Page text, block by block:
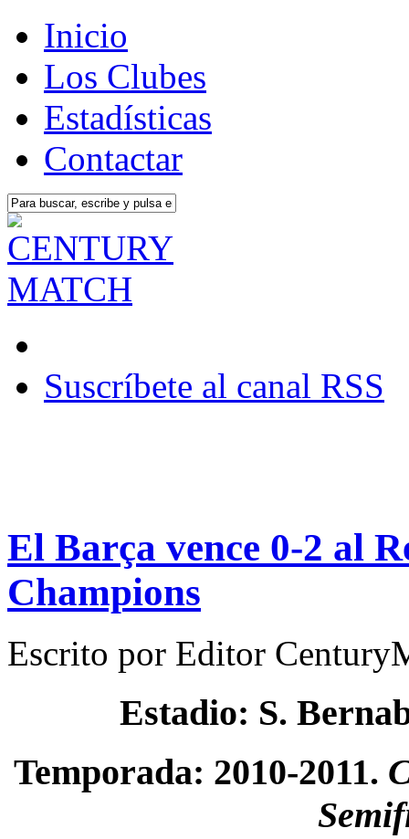
Inicio
Los Clubes
Estadísticas
Contactar
Suscríbete al canal RSS
El Barça vence 0-2 al
Champions
Escrito por Editor
Estadio: S.
Temporada: 2010-2011.